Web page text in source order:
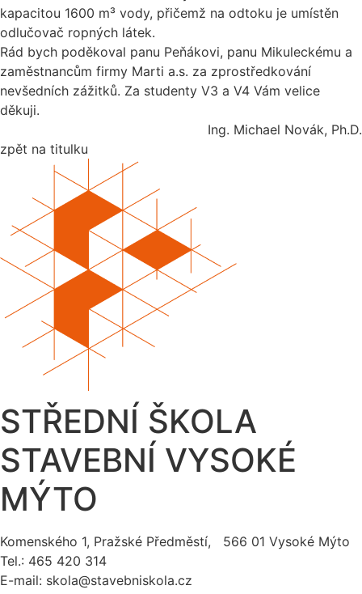
kapacitou 1600 m³ vody, přičemž na odtoku je umístěn
odlučovač ropných látek.
Rád bych poděkoval panu Peňákovi, panu Mikuleckému a
zaměstnancům firmy Marti a.s. za zprostředkování
nevšedních zážitků. Za studenty V3 a V4 Vám velice
děkuji.
Ing. Michael Novák, Ph.D.
zpět na titulku
STŘEDNÍ ŠKOLA
STAVEBNÍ VYSOKÉ
MÝTO
Komenského 1, Pražské Předměstí, 566 01 Vysoké Mýto
Tel.: 465 420 314
E-mail: skola@stavebniskola.cz